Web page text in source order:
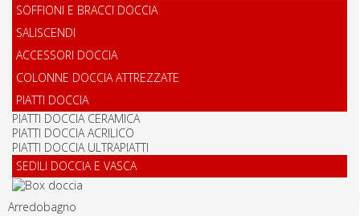
SOFFIONI E BRACCI DOCCIA
SALISCENDI
ACCESSORI DOCCIA
COLONNE DOCCIA ATTREZZATE
PIATTI DOCCIA
PIATTI DOCCIA CERAMICA
PIATTI DOCCIA ACRILICO
PIATTI DOCCIA ULTRAPIATTI
SEDILI DOCCIA E VASCA
Arredobagno